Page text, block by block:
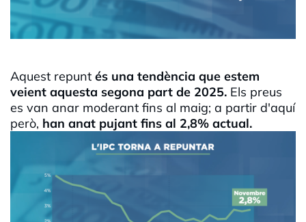
Aquest repunt és una tendència que estem
veient aquesta segona part de 2025. Els preus
es van anar moderant fins al maig; a partir d'aquí
però, han anat pujant fins al 2,8% actual.